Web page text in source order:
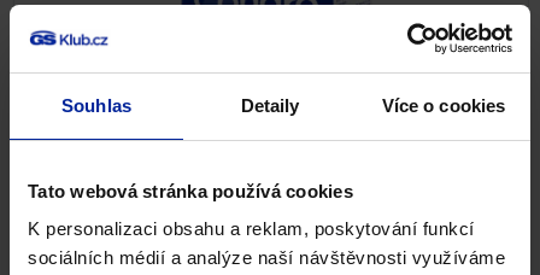
Souhlas Detaily Více o cookies
Tato webová stránka používá cookies
K personalizaci obsahu a reklam, poskytování funkcí
sociálních médií a analýze naší návštěvnosti využíváme
Klouby